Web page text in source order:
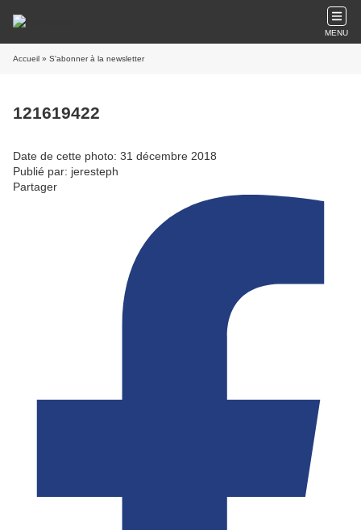
MENU
Accueil » S'abonner à la newsletter
121619422
Date de cette photo: 31 décembre 2018
Publié par: jeresteph
Partager